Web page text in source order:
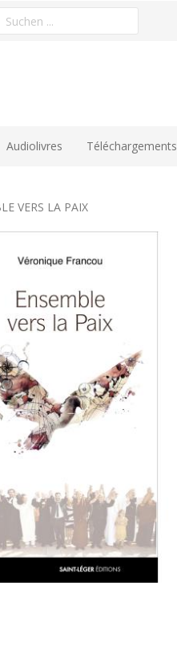
Ein
Audiolivres Téléchargements
VERS LA PAIX